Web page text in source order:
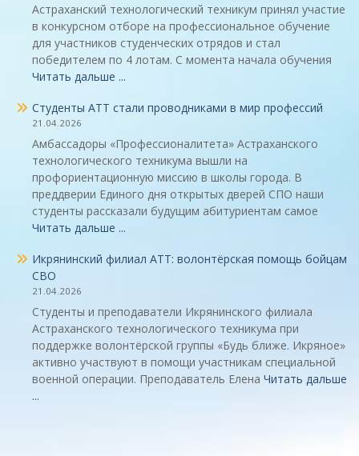
Астраханский технологический техникум принял участие
в конкурсном отборе на профессиональное обучение
для участников студенческих отрядов и стал
победителем по 4 лотам. С момента начала обучения
Читать дальше ...
Студенты АТТ стали проводниками в мир профессий
21.04.2026
Амбассадоры «Профессионалитета» Астраханского
технологического техникума вышли на
профориентационную миссию в школы города. В
преддверии Единого дня открытых дверей СПО наши
студенты рассказали будущим абитуриентам самое
Читать дальше ...
Икрянинский филиал АТТ: волонтёрская помощь бойцам
СВО
21.04.2026
Студенты и преподаватели Икрянинского филиала
Астраханского технологического техникума при
поддержке волонтёрской группы «Будь ближе. Икряное»
активно участвуют в помощи участникам специальной
военной операции. Преподаватель Елена Читать дальше
...